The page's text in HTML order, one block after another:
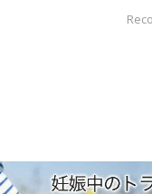
と」（寝かしつけ編）
子どもを寝かせる部屋の明